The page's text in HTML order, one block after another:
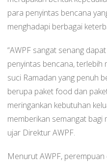
para penyintas bencana
menghadapi berbagai
“AWPF sangat senang
penyintas bencana, terlebih
suci Ramadan yang penuh
berupa paket food dan
meringankan kebutuhan
memberikan semangat bagi
ujar Direktur AWPF.
Menurut AWPF,